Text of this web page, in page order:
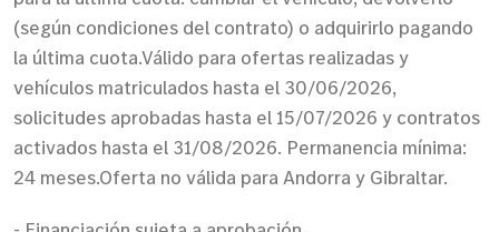
(según condiciones del contrato) o adquirirlo pagando
la última cuota.Válido para ofertas realizadas y
vehículos matriculados hasta el 30/06/2026,
solicitudes aprobadas hasta el 15/07/2026 y contratos
activados hasta el 31/08/2026. Permanencia mínima:
24 meses.Oferta no válida para Andorra y Gibraltar.